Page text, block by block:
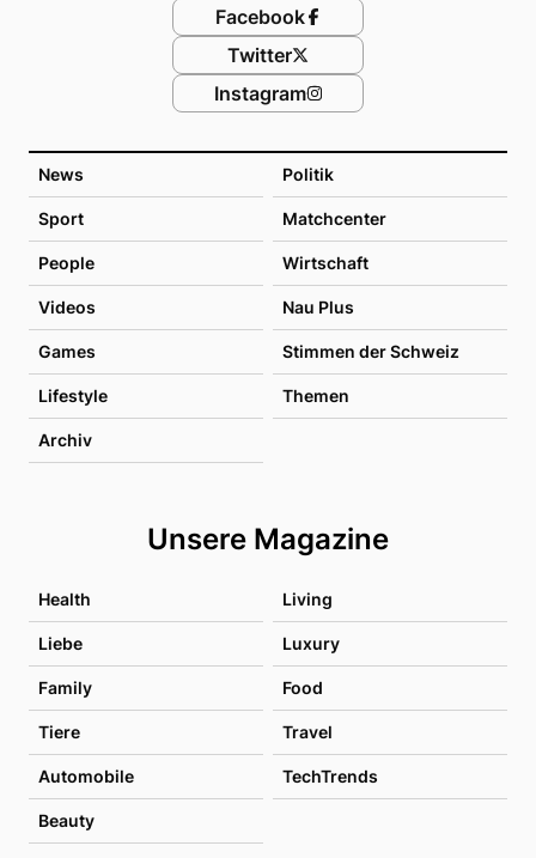
News Politik
Sport Matchcenter
People Wirtschaft
Videos Nau Plus
Games Stimmen der Schweiz
Lifestyle Themen
Archiv
Unsere Magazine
Health Living
Liebe Luxury
Family Food
Tiere Travel
Automobile TechTrends
Beauty
Facebook
Twitter
Instagram